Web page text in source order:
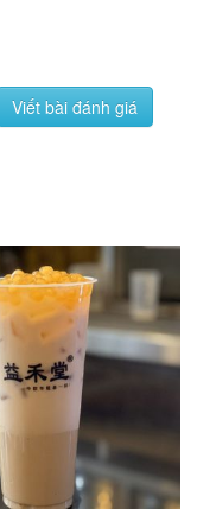
Viết bài đánh giá